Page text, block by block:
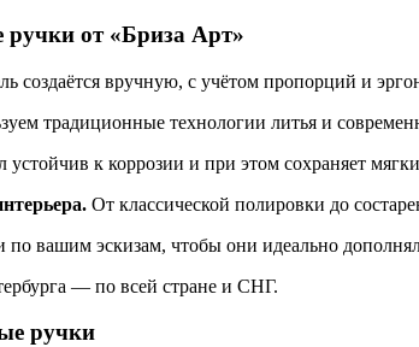
ручки от «Бриза Арт»
создаётся вручную, с учётом пропорций и
традиционные технологии литья и
устойчив к коррозии и при этом сохраняет
От классической полировки до
по вашим эскизам, чтобы они идеально
— по всей стране и СНГ.
ручки